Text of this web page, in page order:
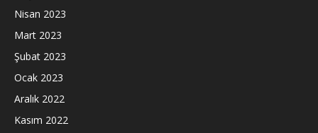
Nisan 2023
Mart 2023
Şubat 2023
Ocak 2023
Aralık 2022
Kasım 2022